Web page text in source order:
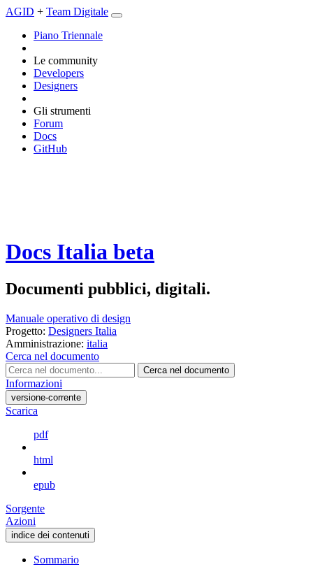
AGID + Team Digitale
Piano Triennale
Le community
Developers
Designers
Gli strumenti
Forum
Docs
GitHub
Docs Italia beta
Documenti pubblici, digitali.
Manuale operativo di design
Progetto: Designers Italia
Amministrazione: italia
Cerca nel documento
Cerca nel documento
Informazioni
versione-corrente
Scarica
pdf
html
epub
Sorgente
Azioni
indice dei contenuti
Sommario